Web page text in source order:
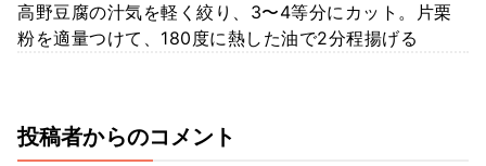
高野豆腐の汁気を軽く絞り、3〜4等分にカット。片栗
粉を適量つけて、180度に熱した油で2分程揚げる
投稿者からのコメント